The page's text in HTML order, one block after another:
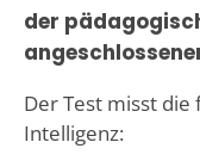
der
Der Test misst
Intelligenz: